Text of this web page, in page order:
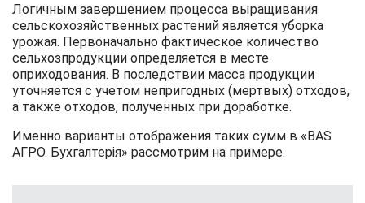
Логичным завершением процесса выращивания
сельскохозяйственных растений является уборка
урожая. Первоначально фактическое количество
сельхозпродукции определяется в месте
оприходования. В последствии масса продукции
уточняется с учетом непригодных (мертвых) отходов,
а также отходов, полученных при доработке.
Именно варианты отображения таких сумм в «BAS
АГРО. Бухгалтерія» рассмотрим на примере.